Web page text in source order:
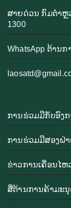
ສາຍດ່ວນ ກົມຕຳຫຼ
1300
WhatsApp ຕ້ານກ
ການຮ່ວມມືກັບອົງ
ການຮ່ວມມືສອງຝ່
ຂ່າວການເຄື່ອນໄຫ
ສື່ຕ້ານການຄ້າມະ